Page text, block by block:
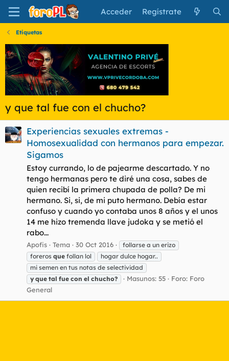
Acceder Regístrate
Etiquetas
y que tal fue con el chucho?
Experiencias sexuales extremas -
Homosexualidad con hermanos para empezar.
Sigamos
Estoy currando, lo de pajearme descartado. Y no
tengo hermanas pero te diré una cosa, sabes de
quien recibí la primera chupada de polla? De mi
hermano. Si, si, de mi puto hermano. Debía estar
confuso y cuando yo contaba unos 8 años y el unos
14 me hizo tremenda llave judoka y se metió el
rabo...
Apofis Tema 30 Oct 2016
follarse a un erizo
foreros que follan lol
hogar dulce hogar..
mi semen en tus notas de selectividad
y que tal fue con el chucho? Masunos: 55 Foro: Foro
General